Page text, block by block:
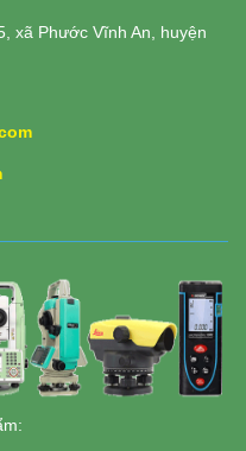
xã Phước Vĩnh An, huyện